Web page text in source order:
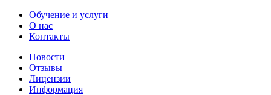
Обучение и услуги
О нас
Контакты
Новости
Отзывы
Лицензии
Информация